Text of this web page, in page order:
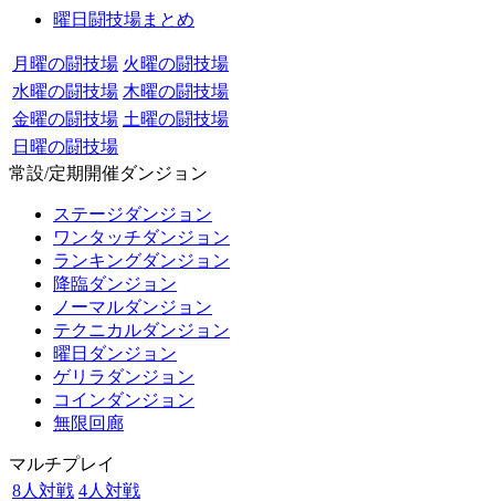
曜日闘技場まとめ
月曜の闘技場 火曜の闘技場
水曜の闘技場 木曜の闘技場
金曜の闘技場 土曜の闘技場
日曜の闘技場
常設/定期開催ダンジョン
ステージダンジョン
ワンタッチダンジョン
ランキングダンジョン
降臨ダンジョン
ノーマルダンジョン
テクニカルダンジョン
曜日ダンジョン
ゲリラダンジョン
コインダンジョン
無限回廊
マルチプレイ
8人対戦 4人対戦